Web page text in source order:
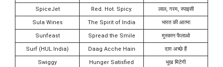
SpiceJet Red. Hot. Spicy. लाल, गरम, स्पाइसी
Sula Wines The Spirit of India भारत की आत्मा
Sunfeast Spread the Smile मुस्कान फैलाओ
Surf (HUL India) Daag Acche Hain दाग़ अच्छे हैं
Swiggy Hunger Satisfied भूख मिटेगी